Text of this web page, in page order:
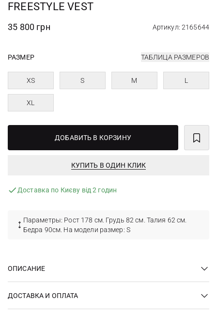
FREESTYLE VEST
35 800 грн Артикул: 2165644
РАЗМЕР ТАБЛИЦА РАЗМЕРОВ
XS S M L
XL
ДОБАВИТЬ В КОРЗИНУ
КУПИТЬ В ОДИН КЛИК
Доставка по Києву від 2 годин
Параметры: Рост 178 см. Грудь 82 см. Талия 62 см.
Бедра 90см. На модели размер: S
ОПИСАНИЕ
ДОСТАВКА И ОПЛАТА